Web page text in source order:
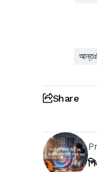
Share